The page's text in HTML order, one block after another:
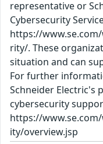
representative or
Cybersecurity
https://
rity/. These
situation and can
For further
Schneider Electric's
cybersecurity
https://
ity/overview.jsp